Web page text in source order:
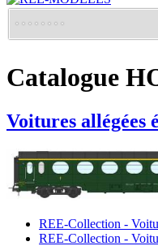
Catalogue
Voitures allégées
REE-Collection -
REE-Collection -